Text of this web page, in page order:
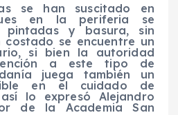
se han suscitado en
en la periferia se
pintadas y basura, sin
se encuentre un
si bien la autoridad
a este tipo de
juega también un
en el cuidado de
lo expresó Alejandro
de la Academia San